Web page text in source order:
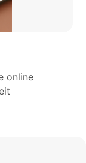
online